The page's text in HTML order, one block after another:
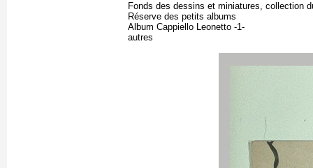
Fonds des dessins et miniatures, collection
Réserve des petits albums
Album Cappiello Leonetto -1-
autres